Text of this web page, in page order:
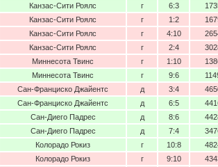
Канзас-Сити Роялс г 6:3
Канзас-Сити Роялс г 1:2
Канзас-Сити Роялс г 4:10
Канзас-Сити Роялс г 2:4
Миннесота Твинс г 1:10
Миннесота Твинс г 9:6
Сан-Франциско Джайентс д 3:4
Сан-Франциско Джайентс д 6:5
Сан-Диего Падрес д 8:6
Сан-Диего Падрес д 7:4
Колорадо Рокиз г 10:8
Колорадо Рокиз г 9:10